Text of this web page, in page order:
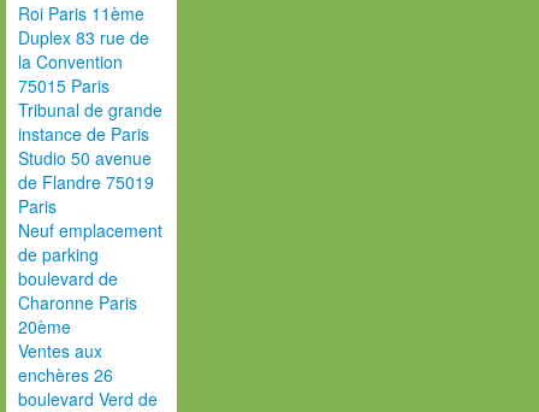
Roi Paris 11ème
Duplex 83 rue de
la Convention
75015 Paris
Tribunal de grande
instance de Paris
Studio 50 avenue
de Flandre 75019
Paris
Neuf emplacement
de parking
boulevard de
Charonne Paris
20ème
Ventes aux
enchères 26
boulevard Verd de